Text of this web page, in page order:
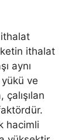
ithalat
aynı
ve
hacimli